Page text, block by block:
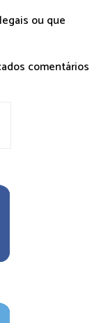
ou que
comentários